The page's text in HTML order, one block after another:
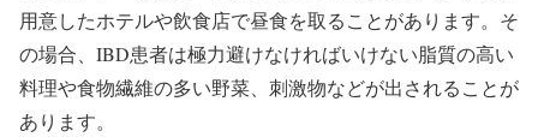
用意したホテルや飲食店で昼食を取ることがあります。そ
の場合、IBD患者は極力避けなければいけない脂質の高い
料理や食物繊維の多い野菜、刺激物などが出されることが
あります。